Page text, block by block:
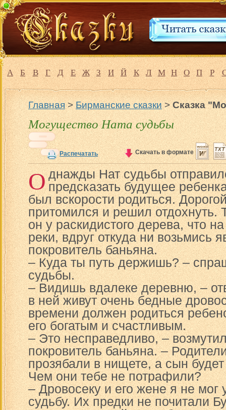
А Б В Г Д Е Ж З И Й К Л М Н О П Р
Главная>Бирманские сказки>Сказка
Могущество Ната судьбы
Распечатать Скачать в формате
Однажды Нат судьбы
предсказать будущее
был вскорости родиться.
притомился и решил отдохнуть.
он у раскидистого дерева, что
реки, вдруг откуда ни возьмись
покровитель баньяна.
– Куда ты путь держишь? –
судьбы.
– Видишь вдалеке деревню, –
в ней живут очень бедные
времени должен родиться
его богатым и счастливым.
– Это несправедливо, –
покровитель баньяна. –
прозябали в нищете, а сын будет
Чем они тебе не потрафили?
– Дровосеку и его жене я не мог
судьбу. Их предки не почитали